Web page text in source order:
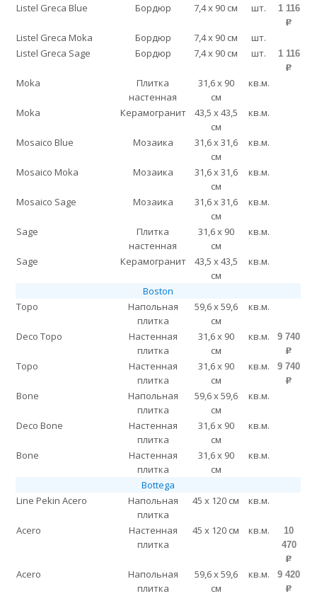
Listel Greca Blue Бордюр 7,4 x 90 см шт. 1 116
p
Listel Greca Moka Бордюр 7,4 x 90 см
шт.
Listel Greca Sage
Бордюр 7,4 x 90 см шт. 1 116
p
Moka
Плитка
настенная
31,6 x 90
см
кв.м.
Moka Керамогранит
43,5 x 43,5
см
кв.м.
Mosaico Blue Мозаика
31,6 x 31,6
см
кв.м.
Mosaico Moka Мозаика
31,6 x 31,6
см
кв.м.
Mosaico Sage Мозаика
31,6 x 31,6
см
кв.м.
Sage
Плитка
настенная
31,6 x 90
см
кв.м.
Sage Керамогранит
43,5 x 43,5
см
кв.м.
Boston
Topo
Напольная
плитка
59,6 x 59,6
см
кв.м.
Deco Topo
Настенная
плитка
31,6 x 90
см
кв.м. 9 740
p
Topo
Настенная
плитка
31,6 x 90
см
кв.м. 9 740
p
Bone
Напольная
плитка
59,6 x 59,6
см
кв.м.
Deco Bone
Настенная
плитка
31,6 x 90
см
кв.м.
Bone
Настенная
плитка
31,6 x 90
см
кв.м.
Bottega
Line Pekin Acero
Напольная
плитка
45 x 120 см кв.м.
Acero
Настенная
плитка
45 x 120 см кв.м.
10
470
p
Acero
Напольная
плитка
59,6 x 59,6
см
кв.м. 9 420
p